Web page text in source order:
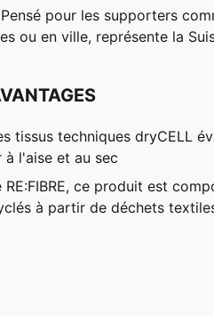
pour les supporters
ou en ville, représente la
tissus techniques dryCELL
à l'aise et au sec
ce produit est
à partir de déchets